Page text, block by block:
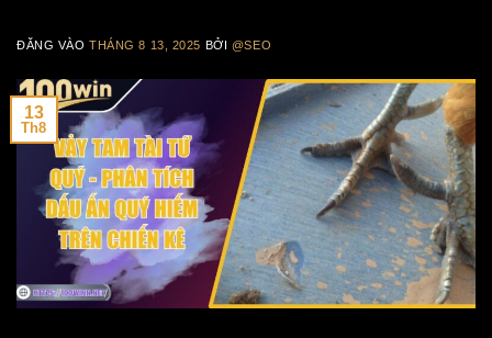
ĐĂNG VÀOTHÁNG 8 13, 2025 BỞI @SEO
13
Th8